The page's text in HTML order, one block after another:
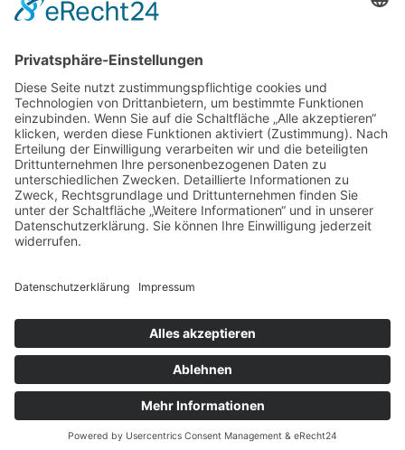
Deutscher Navigationsflug
Deutscher Aeroclub
Team NAVGEEKS
Textilwerk Konstanz ®
eine Marke der Werbewerkstatt Agentur & Handwerk Nöh GbR
78462 Konstanz
+49 (0)7531 67765
Diese E-Mail-Adresse ist vor Spambots geschützt! Zur Anzeige
muss JavaScript eingeschaltet sein.
Impressum
©Textilwerk by Werbewerkstatt Agentur & Handwerk.